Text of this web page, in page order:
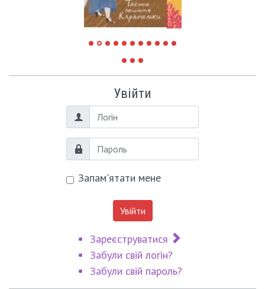
Увійти
Логін
Пароль
Запам'ятати мене
Увійти
Зареєструватися
Забули свій логін?
Забули свій пароль?